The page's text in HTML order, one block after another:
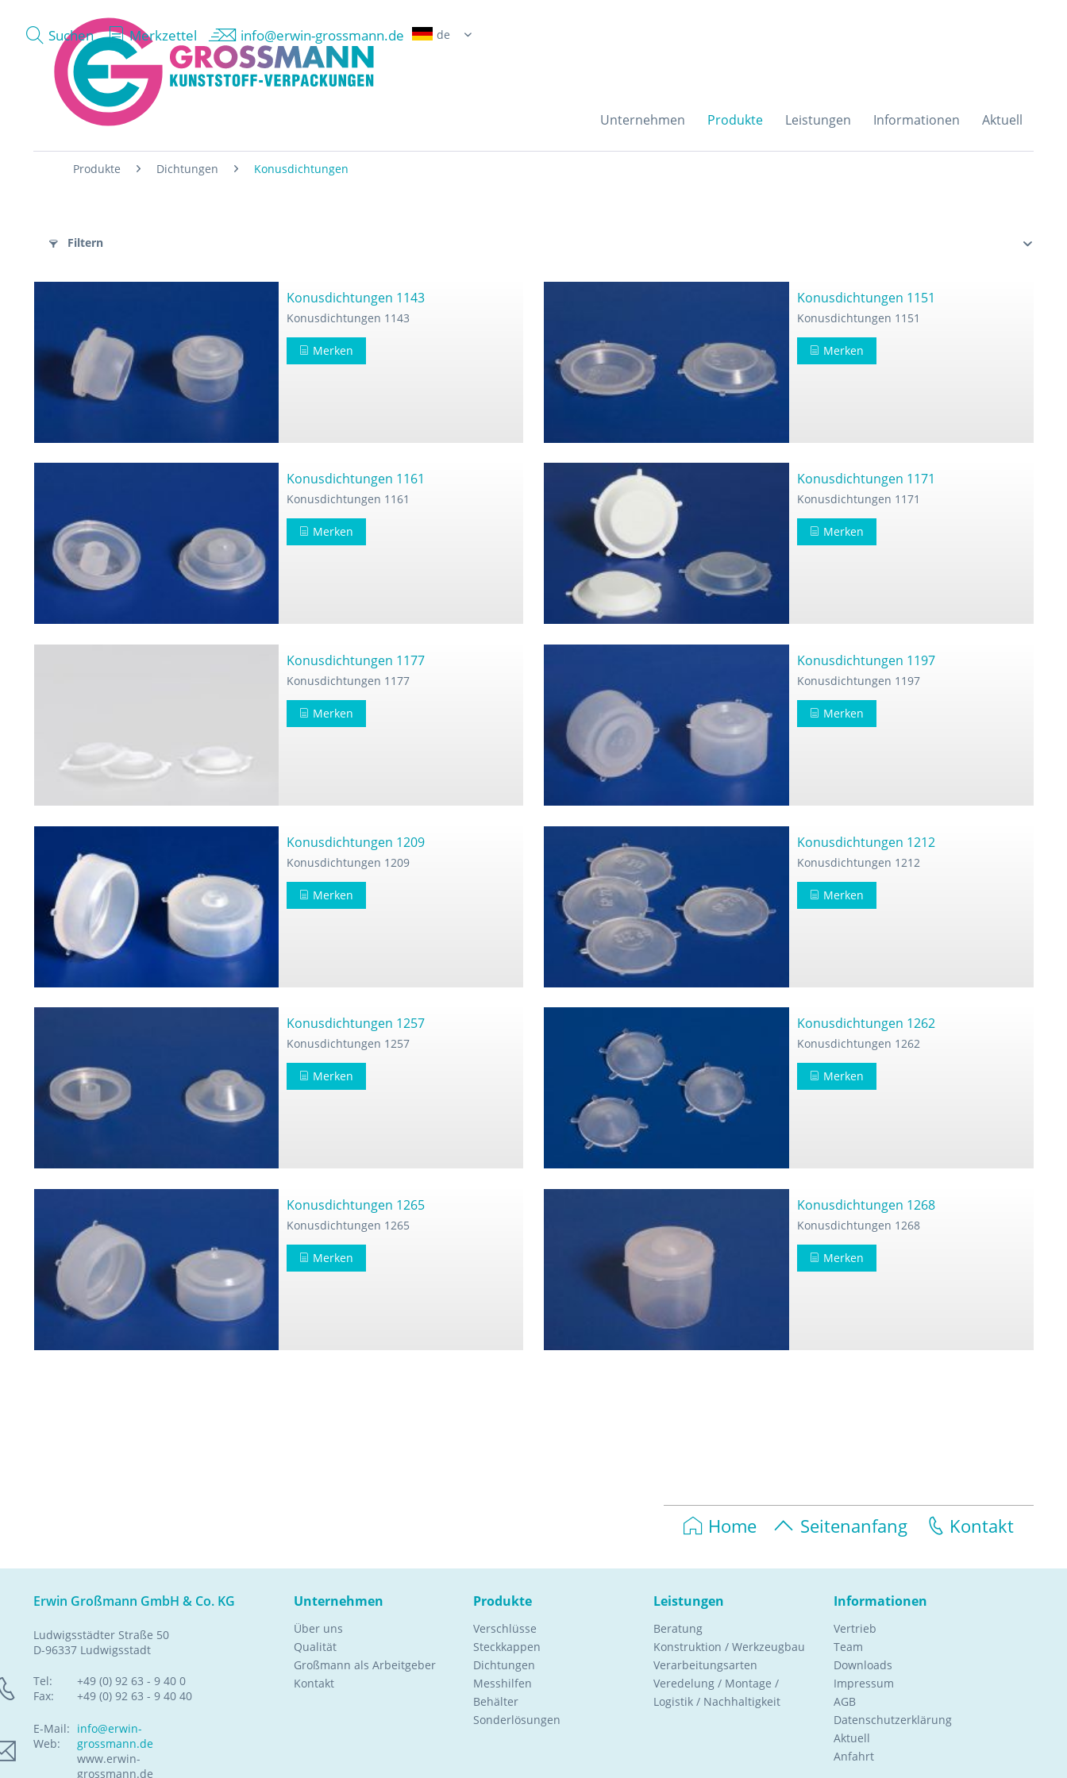
Suchen Merkzettel info@erwin-grossmann.de
Unternehmen Produkte Leistungen Informationen Aktuell
Produkte Dichtungen Konusdichtungen
Filtern
Konusdichtungen 1143
Konusdichtungen 1143
Merken
Konusdichtungen 1151
Konusdichtungen 1151
Merken
Konusdichtungen 1161
Konusdichtungen 1161
Merken
Konusdichtungen 1171
Konusdichtungen 1171
Merken
Konusdichtungen 1177
Konusdichtungen 1177
Merken
Konusdichtungen 1197
Konusdichtungen 1197
Merken
Konusdichtungen 1209
Konusdichtungen 1209
Merken
Konusdichtungen 1212
Konusdichtungen 1212
Merken
Konusdichtungen 1257
Konusdichtungen 1257
Merken
Konusdichtungen 1262
Konusdichtungen 1262
Merken
Konusdichtungen 1265
Konusdichtungen 1265
Merken
Konusdichtungen 1268
Konusdichtungen 1268
Merken
Home Seitenanfang Kontakt
Erwin Großmann GmbH & Co. KG
Ludwigsstädter Straße 50
D-96337 Ludwigsstadt
Tel:
Fax:
+49 (0) 92 63 - 9 40 0
+49 (0) 92 63 - 9 40 40
E-Mail:
Web:
info@erwin-
grossmann.de
www.erwin-
grossmann.de
Unternehmen
Über uns
Qualität
Großmann als Arbeitgeber
Kontakt
Produkte
Verschlüsse
Steckkappen
Dichtungen
Messhilfen
Behälter
Sonderlösungen
Leistungen
Beratung
Konstruktion / Werkzeugbau
Verarbeitungsarten
Veredelung / Montage /
Logistik / Nachhaltigkeit
Informationen
Vertrieb
Team
Downloads
Impressum
AGB
Datenschutzerklärung
Aktuell
Anfahrt